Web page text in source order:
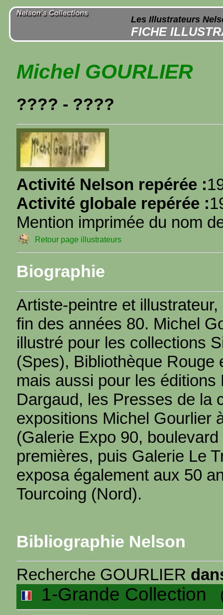
Les Illustrateurs
FICHE
Michel GOURLIER
???? - ????
Activité Nelson repérée :
Activité globale repérée :
Mention imprimée du nom
Retour page illustrateurs
Biographie
Artiste-peintre et
fin des années 80. Michel
illustré pour les collections
(Spes), Bibliothèque Rouge
mais aussi pour les
Dargaud, les Presses de
expositions Michel Gourlier
(Galerie Expo 90,
premières, puis Galerie Le
exposa également aux 50
Tourcoing (Nord).
Bibliographie Nelson
Recherche GOURLIER
1-Grande Collection